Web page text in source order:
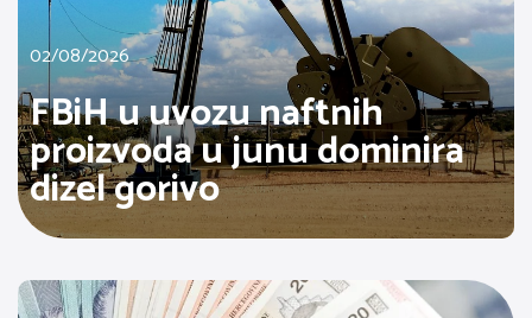
02/08/2026
FBiH u uvozu naftnih
proizvoda u junu dominira
dizel gorivo